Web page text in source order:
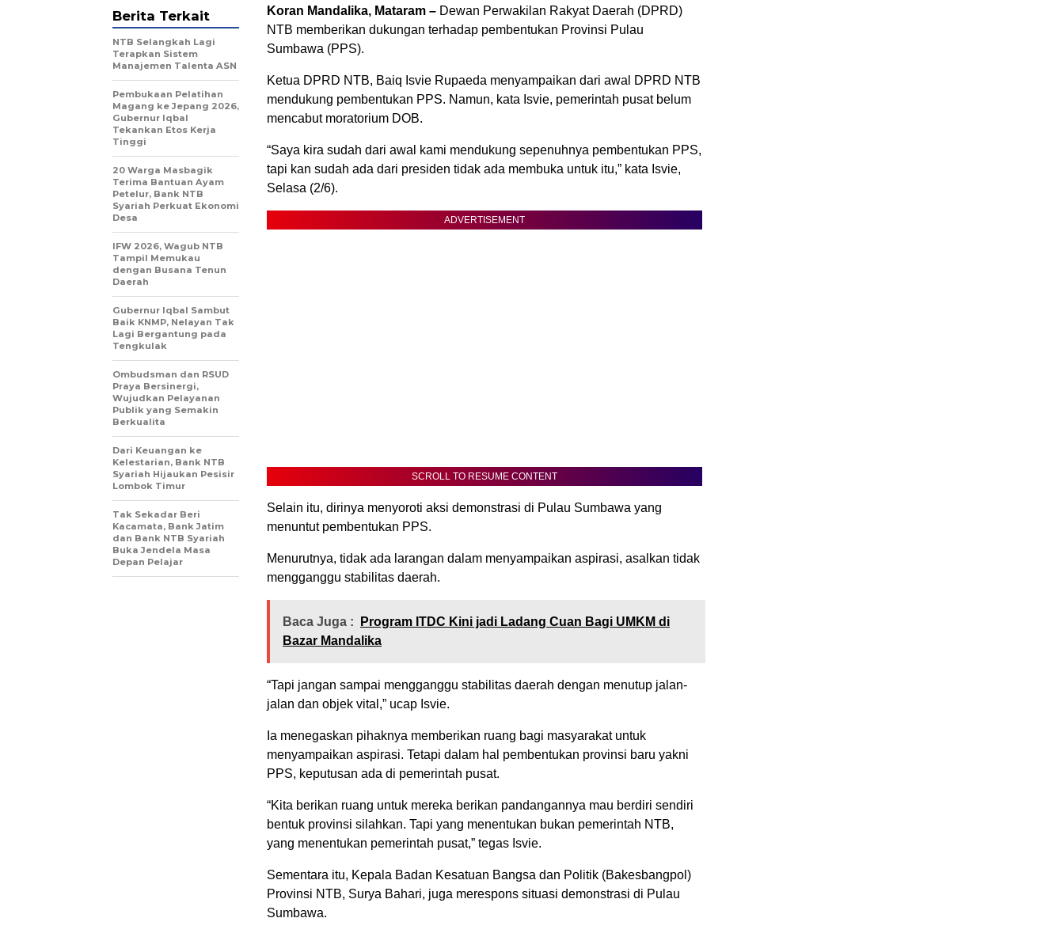
Koran Mandalika, Mataram – Dewan Perwakilan Rakyat Daerah (DPRD)
NTB memberikan dukungan terhadap pembentukan Provinsi Pulau
Sumbawa (PPS).
Ketua DPRD NTB, Baiq Isvie Rupaeda menyampaikan dari awal DPRD NTB
mendukung pembentukan PPS. Namun, kata Isvie, pemerintah pusat belum
mencabut moratorium DOB.
“Saya kira sudah dari awal kami mendukung sepenuhnya pembentukan PPS,
tapi kan sudah ada dari presiden tidak ada membuka untuk itu,” kata Isvie,
Selasa (2/6).
ADVERTISEMENT
SCROLL TO RESUME CONTENT
Selain itu, dirinya menyoroti aksi demonstrasi di Pulau Sumbawa yang
menuntut pembentukan PPS.
Menurutnya, tidak ada larangan dalam menyampaikan aspirasi, asalkan tidak
mengganggu stabilitas daerah.
Baca Juga :
Program ITDC Kini jadi Ladang Cuan Bagi UMKM di
Bazar Mandalika
“Tapi jangan sampai mengganggu stabilitas daerah dengan menutup jalan-
jalan dan objek vital,” ucap Isvie.
Ia menegaskan pihaknya memberikan ruang bagi masyarakat untuk
menyampaikan aspirasi. Tetapi dalam hal pembentukan provinsi baru yakni
PPS, keputusan ada di pemerintah pusat.
“Kita berikan ruang untuk mereka berikan pandangannya mau berdiri sendiri
bentuk provinsi silahkan. Tapi yang menentukan bukan pemerintah NTB,
yang menentukan pemerintah pusat,” tegas Isvie.
Sementara itu, Kepala Badan Kesatuan Bangsa dan Politik (Bakesbangpol)
Provinsi NTB, Surya Bahari, juga merespons situasi demonstrasi di Pulau
Sumbawa.
Berita Terkait
NTB Selangkah Lagi
Terapkan Sistem
Manajemen Talenta ASN
Pembukaan Pelatihan
Magang ke Jepang 2026,
Gubernur Iqbal
Tekankan Etos Kerja
Tinggi
20 Warga Masbagik
Terima Bantuan Ayam
Petelur, Bank NTB
Syariah Perkuat Ekonomi
Desa
IFW 2026, Wagub NTB
Tampil Memukau
dengan Busana Tenun
Daerah
Gubernur Iqbal Sambut
Baik KNMP, Nelayan Tak
Lagi Bergantung pada
Tengkulak
Ombudsman dan RSUD
Praya Bersinergi,
Wujudkan Pelayanan
Publik yang Semakin
Berkualita
Dari Keuangan ke
Kelestarian, Bank NTB
Syariah Hijaukan Pesisir
Lombok Timur
Tak Sekadar Beri
Kacamata, Bank Jatim
dan Bank NTB Syariah
Buka Jendela Masa
Depan Pelajar